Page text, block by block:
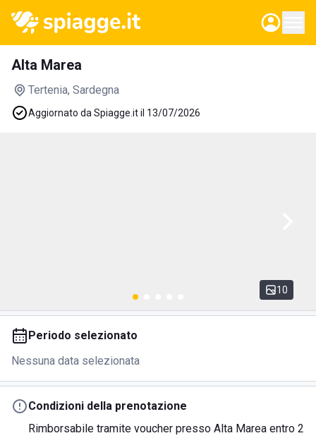
Alta Marea
Tertenia, Sardegna
Aggiornato da Spiagge.it il 13/07/2026
10
Periodo selezionato
Nessuna data selezionata
Condizioni della prenotazione
Rimborsabile tramite voucher presso Alta Marea entro 2